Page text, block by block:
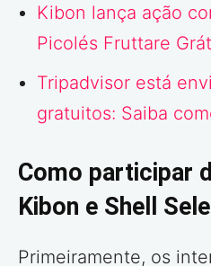
Kibon lança ação
Picolés Fruttare
Tripadvisor está
gratuitos: Saiba
Como participar
Kibon e Shell
Primeiramente, os